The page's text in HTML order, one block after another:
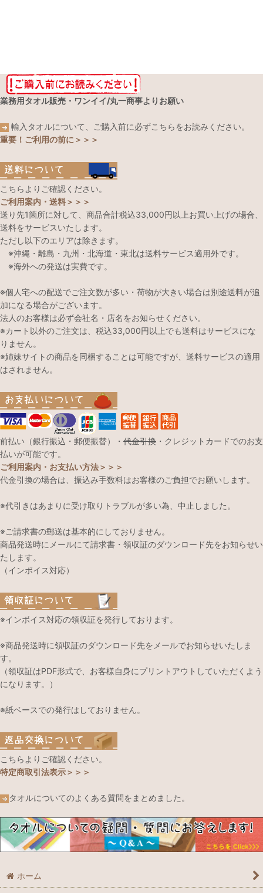
業務用タオル販売・ワンイイ/丸一商事よりお願い
輸入タオルについて、ご購入前に必ずこちらをお読みください。
重要！ご利用の前に＞＞＞
こちらよりご確認ください。
ご利用案内・送料＞＞＞
送り先1箇所に対して、商品合計税込33,000円以上お買い上げの場合、
送料をサービスいたします。
ただし以下のエリアは除きます。
※沖縄・離島・九州・北海道・東北は送料サービス適用外です。
※海外への発送は実費です。
※個人宅への配送でご注文数が多い・荷物が大きい場合は別途送料が追
加になる場合がございます。
法人のお客様は必ず会社名・店名をお知らせください。
※カート以外のご注文は、税込33,000円以上でも送料はサービスにな
りません。
※姉妹サイトの商品を同梱することは可能ですが、送料サービスの適用
はされません。
前払い（銀行振込・郵便振替）・ 代金引換 ・クレジットカードでのお支
払いが可能です。
ご利用案内・お支払い方法＞＞＞
代金引換の場合は、振込み手数料はお客様のご負担でお願いします。
※代引きはあまりに受け取りトラブルが多い為、中止しました。
※ご請求書の郵送は基本的にしておりません。
商品発送時にメールにて請求書・領収証のダウンロード先をお知らせい
たします。
（インボイス対応）
※インボイス対応の領収証を発行しております。
※商品発送時に領収証のダウンロード先をメールでお知らせいたしま
す。
（領収証はPDF形式で、お客様自身にプリントアウトしていただくよう
になります。）
※紙ベースでの発行はしておりません。
こちらよりご確認ください。
特定商取引法表示＞＞＞
タオルについてのよくある質問をまとめました。
ホーム